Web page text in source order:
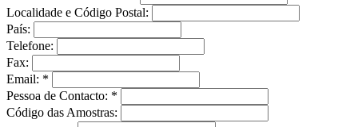
Localidade e Código Postal:
País:
Telefone:
Fax:
Email: *
Pessoa de Contacto: *
Código das Amostras: